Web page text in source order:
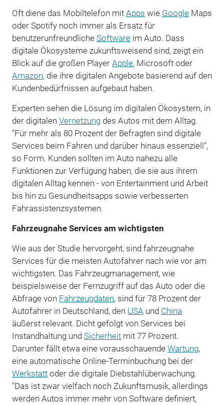
Oft diene das Mobiltelefon mit Apps wie GoogleMaps
oder Spotify noch immer als Ersatz für
benutzerunfreundliche Softwareim Auto. Dass
digitale Ökosysteme zukunftsweisend sind, zeigt ein
Blick auf die großen Player Apple, Microsoft oder
Amazon, die ihre digitalen Angebote basierend auf den
Kundenbedürfnissen aufgebaut haben.
Experten sehen die Lösung im digitalen Ökosystem, in
der digitalen Vernetzungdes Autos mit dem Alltag.
"Für mehr als 80 Prozent der Befragten sind digitale
Services beim Fahren und darüber hinaus essenziell",
so Form. Kunden sollten im Auto nahezu alle
Funktionen zur Verfügung haben, die sie aus ihrem
digitalen Alltag kennen - von Entertainment und Arbeit
bis hin zu Gesundheitsapps sowie verbesserten
Fahrassistenzsystemen.
Fahrzeugnahe Services am wichtigsten
Wie aus der Studie hervorgeht, sind fahrzeugnahe
Services für die meisten Autofahrer nach wie vor am
wichtigsten. Das Fahrzeugmanagement, wie
beispielsweise der Fernzugriff auf das Auto oder die
Abfrage von Fahrzeugdaten, sind für 78 Prozent der
Autofahrer in Deutschland, den USA und China
äußerst relevant. Dicht gefolgt von Services bei
Instandhaltung und Sicherheitmit 77 Prozent.
Darunter fällt etwa eine vorausschauende Wartung,
eine automatische Online-Terminbuchung bei der
Werkstattoder die digitale Diebstahlüberwachung.
"Das ist zwar vielfach noch Zukunftsmusik, allerdings
werden Autos immer mehr von Software definiert,